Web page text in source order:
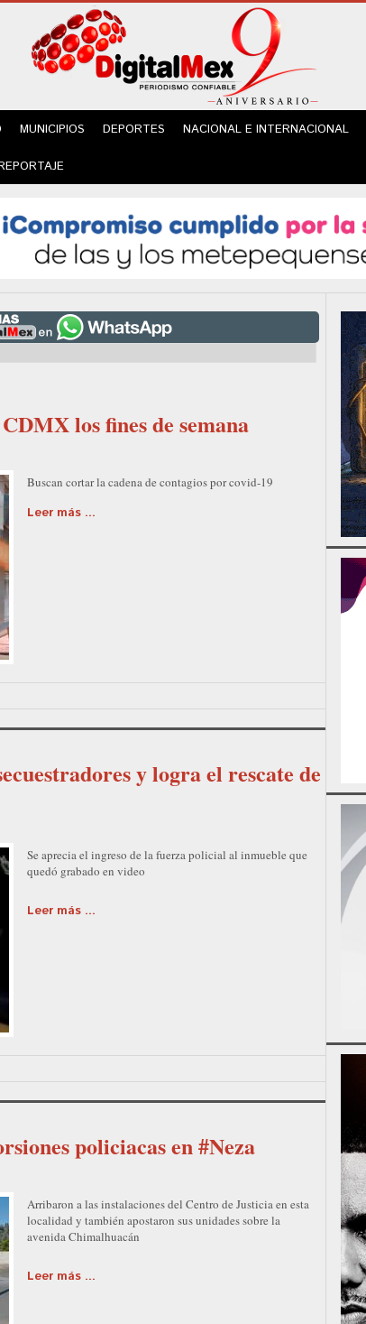
MUNICIPIOS DEPORTES NACIONAL E INTERNACIONAL
los fines de semana
Buscan cortar la cadena de contagios por covid-19
Leer más ...
y logra el rescate de
Se aprecia el ingreso de la fuerza policial al inmueble que
quedó grabado en video
Leer más ...
policiacas en #Neza
Arribaron a las instalaciones del Centro de Justicia en esta
localidad y también apostaron sus unidades sobre la
avenida Chimalhuacán
Leer más ...